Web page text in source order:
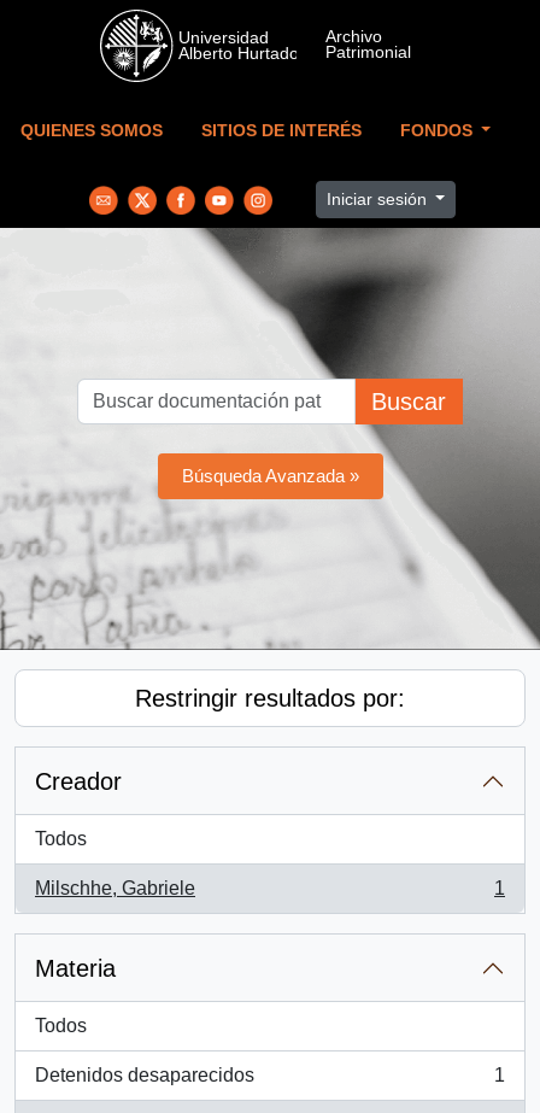
Skip to main content
QUIENES SOMOS SITIOS DE INTERÉS FONDOS
Iniciar sesión
Buscar
Búsqueda Avanzada »
Restringir resultados por:
Creador
Todos
Milschhe, Gabriele
, 1 resultados
1
Materia
Todos
Detenidos desaparecidos
, 1 resultados
1